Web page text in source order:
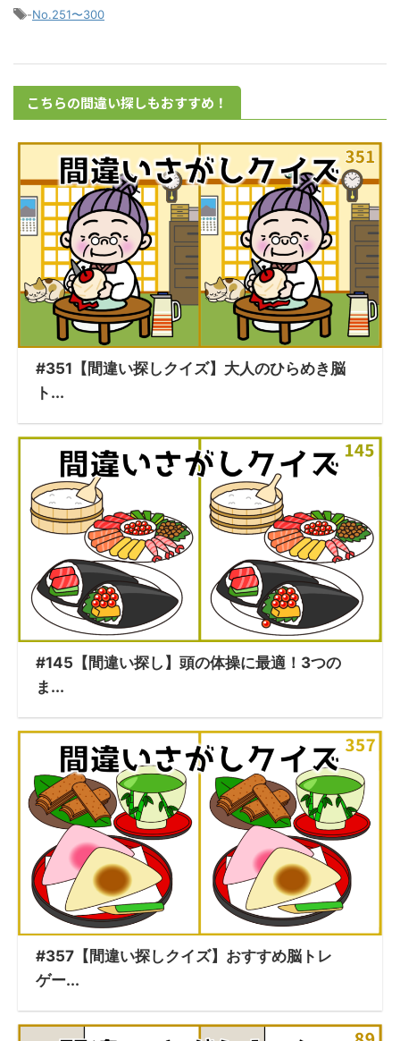
-No.251〜300
こちらの間違い探しもおすすめ！
#351【間違い探しクイズ】大人のひらめき脳
ト...
#145【間違い探し】頭の体操に最適！3つの
ま...
#357【間違い探しクイズ】おすすめ脳トレ
ゲー...